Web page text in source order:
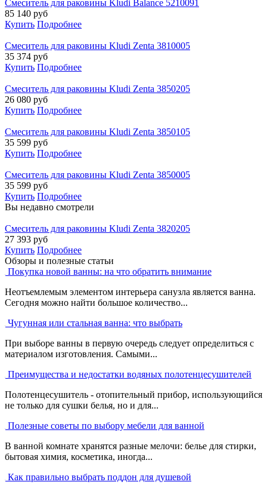
Смеситель для раковины Kludi Balance 5210091
85 140 руб
Купить Подробнее
Смеситель для раковины Kludi Zenta 3810005
35 374 руб
Купить Подробнее
Смеситель для раковины Kludi Zenta 3850205
26 080 руб
Купить Подробнее
Смеситель для раковины Kludi Zenta 3850105
35 599 руб
Купить Подробнее
Смеситель для раковины Kludi Zenta 3850005
35 599 руб
Купить Подробнее
Вы недавно смотрели
Смеситель для раковины Kludi Zenta 3820205
27 393 руб
Купить Подробнее
Обзоры и полезные статьи
Покупка новой ванны: на что обратить внимание
Неотъемлемым элементом интерьера санузла является ванна.
Сегодня можно найти большое количество...
Чугунная или стальная ванна: что выбрать
При выборе ванны в первую очередь следует определиться с
материалом изготовления. Самыми...
Преимущества и недостатки водяных полотенцесушителей
Полотенцесушитель - отопительный прибор, использующийся
не только для сушки белья, но и для...
Полезные советы по выбору мебели для ванной
В ванной комнате хранятся разные мелочи: белье для стирки,
бытовая химия, косметика, иногда...
Как правильно выбрать поддон для душевой